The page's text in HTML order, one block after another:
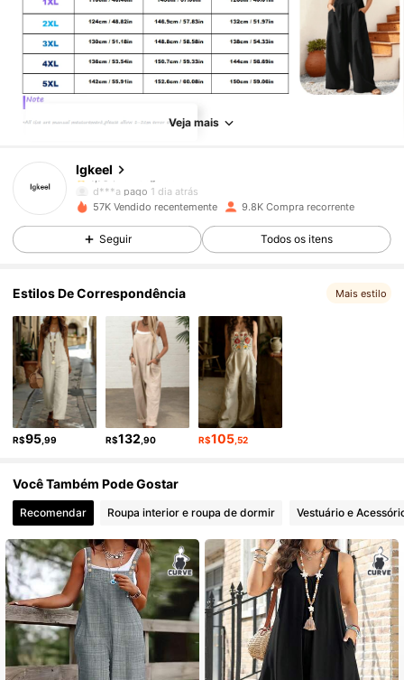
Veja mais
Igkeel
4,79 10K Seguidores
4,79
10K Seguidores
d***a pago 1 dia atrás
4,79 10K Seguidores
4,79 10K Seguidores
4,79 10K Seguidores
4,79 10K Seguidores
4,79 10K Seguidores
4,79 10K Seguidores
57K Vendido recentemente 9.8K Compra recorrente
Seguir Todos os itens
Estilos De Correspondência Mais estilo
R$95 ,99 R$132 ,90 R$105,52
Você Também Pode Gostar
Recomendar Roupa interior e roupa de dormir Vestuário e